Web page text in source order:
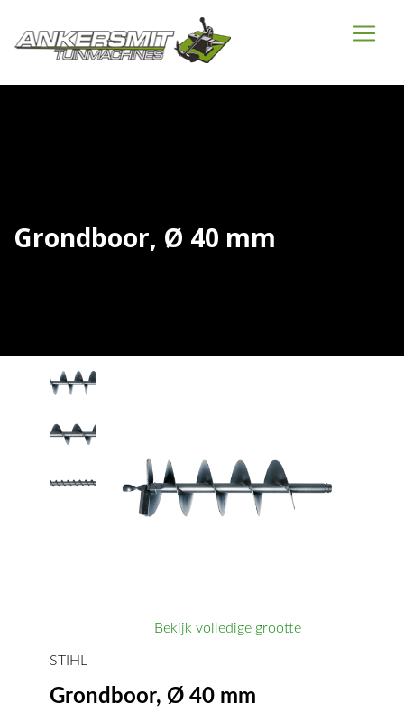
Grondboor, Ø 40 mm
Bekijk volledige grootte
STIHL
Grondboor, Ø 40 mm